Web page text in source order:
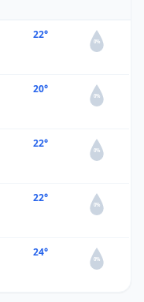
22°
0%
20°
0%
22°
0%
22°
0%
24°
0%